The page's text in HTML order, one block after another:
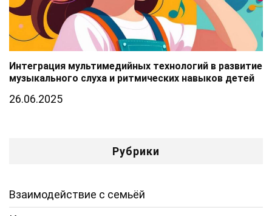
Интеграция мультимедийных технологий в развитие
музыкального слуха и ритмических навыков детей
26.06.2025
Рубрики
Взаимодействие с семьёй